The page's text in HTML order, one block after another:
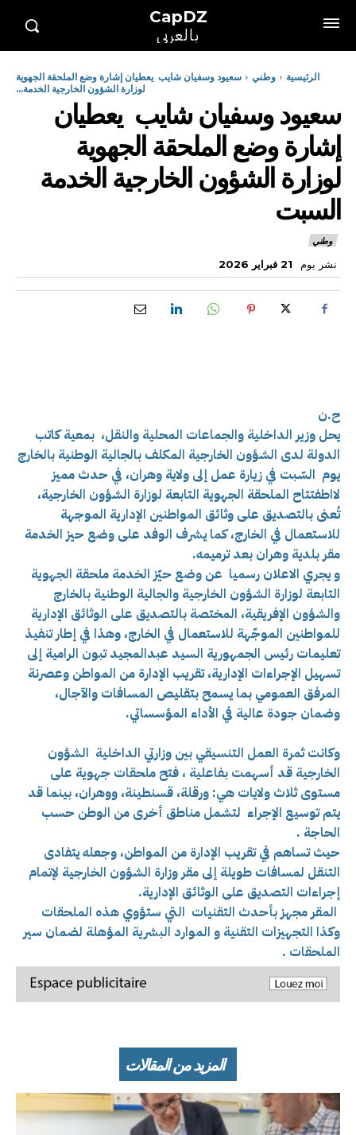
CapDZ
بالعربي
الرئيسية وطني
سعيود وسفيان شايب يعطيان إشارة وضع الملحقة الجهوية
لوزارة الشؤون الخارجية الخدمة...
سعيود وسفيان شايب يعطيان
إشارة وضع الملحقة الجهوية
لوزارة الشؤون الخارجية الخدمة
السبت
وطني
نشر يوم 21 فبراير 2026
ح.ن
يحل وزير الداخلية والجماعات المحلية والنقل، بمعية كاتب
الدولة لدى الشؤون الخارجية المكلف بالجالية الوطنية بالخارج
يوم السّبت في زيارة عمل إلى ولاية وهران، في حدث مميز
لااطفتتاح الملحقة الجهوية التابعة لوزارة الشؤون الخارجية،
تُعنى بالتصديق على وثائق المواطنين الإدارية الموجهة
للاستعمال في الخارج، كما يشرف الوفد على وضع حيز الخدمة
مقر بلدية وهران بعد ترميمه.
و يجري الاعلان رسميا عن وضع حيّز الخدمة ملحقة الجهوية
التابعة لوزارة الشؤون الخارجية والجالية الوطنية بالخارج
والشؤون الإفريقية، المختصة بالتصديق على الوثائق الإدارية
للمواطنين الموجّهة للاستعمال في الخارج، وهذا في إطار تنفيذ
تعليمات رئيس الجمهورية السيد عبدالمجيد تبون الرامية إلى
تسهيل الإجراءات الإدارية، تقريب الإدارة من المواطن وعصرنة
المرفق العمومي بما يسمح بتقليص المسافات والآجال،
وضمان جودة عالية في الأداء المؤسساتي.
وكانت ثمرة العمل التنسيقي بين وزارتي الداخلية الشؤون
الخارجية قد أسهمت بفاعلية ، فتح ملحقات جهوية على
مستوى ثلاث ولايات هي: ورقلة، قسنطينة، ووهران، بينما قد
يتم توسيع الإجراء لتشمل مناطق أخرى من الوطن حسب
الحاجة .
حيث تساهم في تقريب الإدارة من المواطن، وجعله يتفادى
التنقل لمسافات طويلة إلى مقر وزارة الشؤون الخارجية لإتمام
إجراءات التصديق على الوثائق الإدارية.
المقر مجهز بأحدث التقنيات التي ستؤوي هذه الملحقات
وكذا التجهيزات التقنية و الموارد البشرية المؤهلة لضمان سير
الملحقات .
المزيد من المقالات